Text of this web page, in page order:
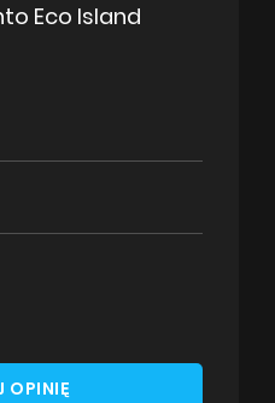
Eco Island
OPINIĘ